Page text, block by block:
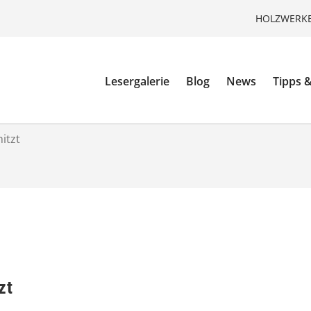
Lesergalerie Blog News Tipps